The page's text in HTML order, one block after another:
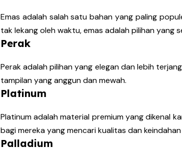
Emas adalah salah satu bahan yang paling
tak lekang oleh waktu, emas adalah pilihan yang
Perak
Perak adalah pilihan yang elegan dan lebih
tampilan yang anggun dan mewah.
Platinum
Platinum adalah material premium yang dikenal
bagi mereka yang mencari kualitas dan
Palladium